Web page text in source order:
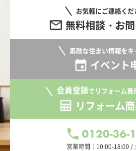
お気軽にご連絡くだ
無料相談・お
素敵な住まい情報をキ
イベント
会員登録でリフォーム費
リフォーム
0120-36-
営業時間：10:00-18:00 /